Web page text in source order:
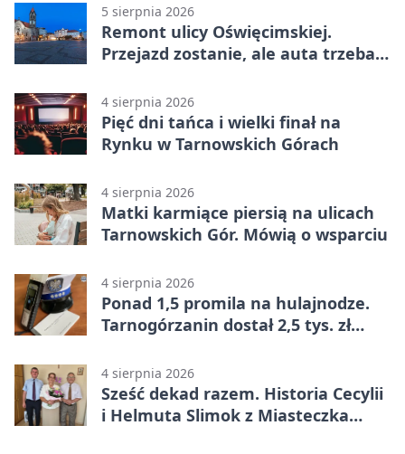
5 sierpnia 2026
Remont ulicy Oświęcimskiej.
Przejazd zostanie, ale auta trzeba
4 sierpnia 2026
Pięć dni tańca i wielki finał na
Rynku w Tarnowskich Górach
4 sierpnia 2026
Matki karmiące piersią na ulicach
Tarnowskich Gór. Mówią o wsparciu
4 sierpnia 2026
Ponad 1,5 promila na hulajnodze.
Tarnogórzanin dostał 2,5 tys. zł
4 sierpnia 2026
Sześć dekad razem. Historia Cecylii
i Helmuta Slimok z Miasteczka